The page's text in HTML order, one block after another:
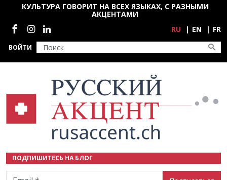
Перейти к основному содержанию
ВОЙТИ
КУЛЬТУРА ГОВОРИТ НА ВСЕХ ЯЗЫКАХ, С РАЗНЫМИ
АКЦЕНТАМИ
Социальные сети
RU EN FR
ПОДПИШИТЕСЬ НА БЛОГ
Email